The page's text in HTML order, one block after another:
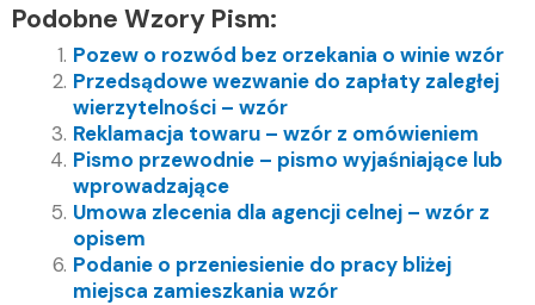
Podobne Wzory Pism:
Pozew o rozwód bez orzekania o winie wzór
Przedsądowe wezwanie do zapłaty zaległej
wierzytelności – wzór
Reklamacja towaru – wzór z omówieniem
Pismo przewodnie – pismo wyjaśniające lub
wprowadzające
Umowa zlecenia dla agencji celnej – wzór z
opisem
Podanie o przeniesienie do pracy bliżej
miejsca zamieszkania wzór